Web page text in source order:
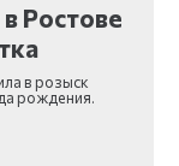
Ростове
в розыск
рождения.